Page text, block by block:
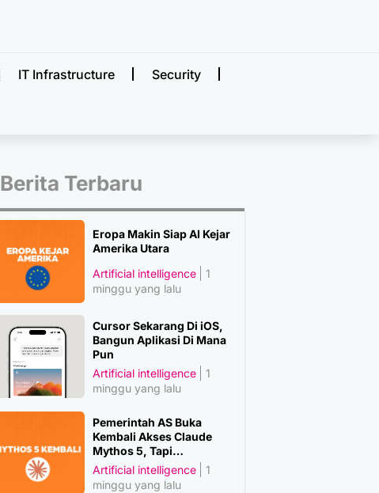
IT Infrastructure Security
Berita Terbaru
Eropa Makin Siap AI Kejar
Amerika Utara
Artificial intelligence
1
minggu yang lalu
Cursor Sekarang Di iOS,
Bangun Aplikasi Di Mana
Pun
Artificial intelligence
1
minggu yang lalu
Pemerintah AS Buka
Kembali Akses Claude
Mythos 5, Tapi…
Artificial intelligence
1
minggu yang lalu